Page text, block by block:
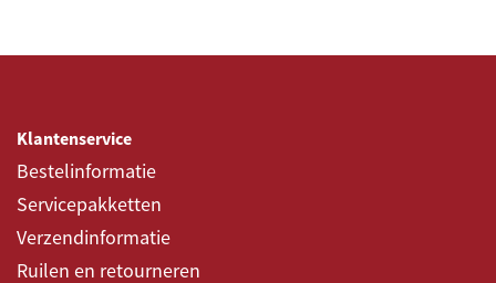
Klantenservice
Bestelinformatie
Servicepakketten
Verzendinformatie
Ruilen en retourneren